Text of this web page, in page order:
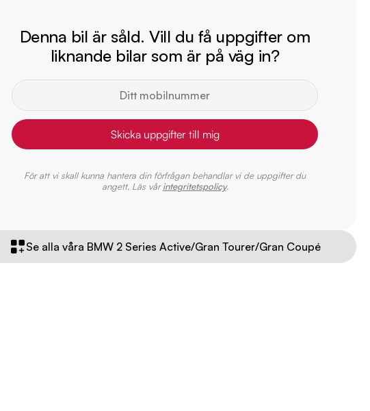
Denna bil är såld. Vill du få uppgifter om
liknande bilar som är på väg in?
Skicka uppgifter till mig
För att vi skall kunna hantera din förfrågan behandlar vi de uppgifter du
angett. Läs vårintegritetspolicy.
Se alla våra BMW 2 Series Active/Gran Tourer/Gran Coupé